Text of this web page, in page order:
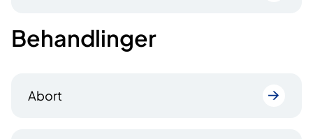
Behandlinger
Abort